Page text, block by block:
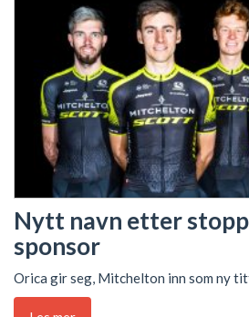
Nytt navn etter
sponsor
Orica gir seg, Mitchelton inn som ny